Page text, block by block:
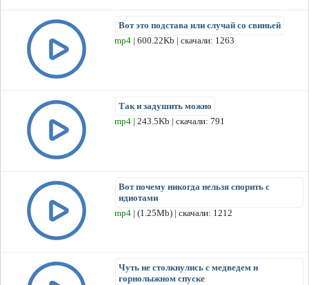
Вот это подстава или случай со свиньей
mp4 | 600.22Kb | скачали: 1263
Так и задушить можно
mp4 | 243.5Kb | скачали: 791
Вот почему никогда нельзя спорить с
идиотами
mp4 | (1.25Mb) | скачали: 1212
Чуть не столкнулись с медведем н
горнолыжном спуске